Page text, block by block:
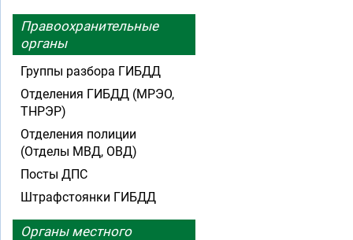
Правоохранительные
органы
Группы разбора ГИБДД
Отделения ГИБДД (МРЭО,
ТНРЭР)
Отделения полиции
(Отделы МВД, ОВД)
Посты ДПС
Штрафстоянки ГИБДД
Органы местного